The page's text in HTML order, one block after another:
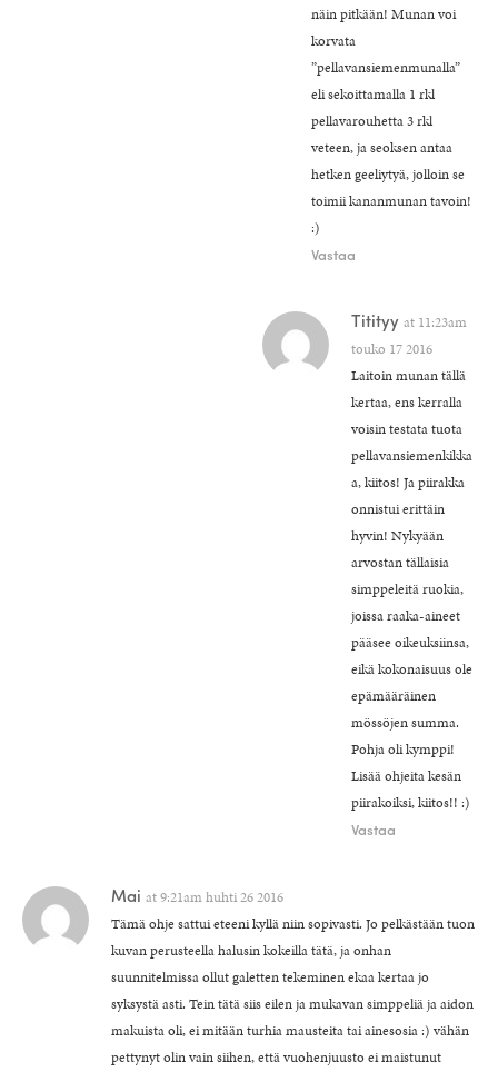
näin pitkään! Munan voi
korvata
”pellavansiemenmunalla”
eli sekoittamalla 1 rkl
pellavarouhetta 3 rkl
veteen, ja seoksen antaa
hetken geeliytyä, jolloin se
toimii kananmunan tavoin!
:)
Vastaa
Titityy at 11:23am
touko 17 2016
Laitoin munan tällä
kertaa, ens kerralla
voisin testata tuota
pellavansiemenkikka
a, kiitos! Ja piirakka
onnistui erittäin
hyvin! Nykyään
arvostan tällaisia
simppeleitä ruokia,
joissa raaka-aineet
pääsee oikeuksiinsa,
eikä kokonaisuus ole
epämääräinen
mössöjen summa.
Pohja oli kymppi!
Lisää ohjeita kesän
piirakoiksi, kiitos!! :)
Vastaa
Mai at9:21am huhti 26 2016
Tämä ohje sattui eteeni kyllä niin sopivasti. Jo pelkästään tuon
kuvan perusteella halusin kokeilla tätä, ja onhan
suunnitelmissa ollut galetten tekeminen ekaa kertaa jo
syksystä asti. Tein tätä siis eilen ja mukavan simppeliä ja aidon
makuista oli, ei mitään turhia mausteita tai ainesosia :) vähän
pettynyt olin vain siihen, että vuohenjuusto ei maistunut